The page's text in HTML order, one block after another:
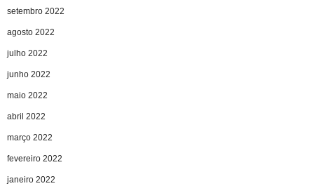
setembro 2022
agosto 2022
julho 2022
junho 2022
maio 2022
abril 2022
março 2022
fevereiro 2022
janeiro 2022